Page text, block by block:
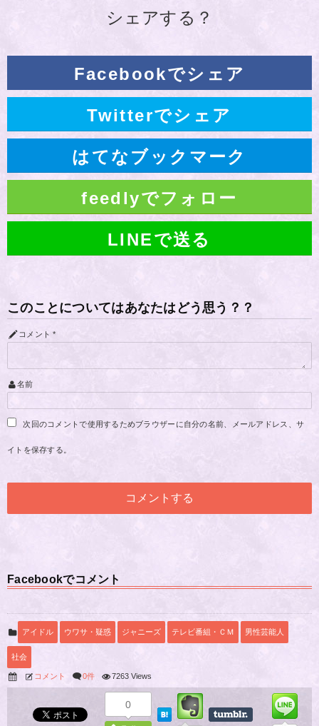
シェアする？
Facebookでシェア
Twitterでシェア
はてなブックマーク
feedlyでフォロー
LINEで送る
このことについてはあなたはどう思う？？
コメント *
名前
次回のコメントで使用するためブラウザーに自分の名前、メールアドレス、サ
イトを保存する。
Facebookでコメント
アイドル ウワサ・疑惑 ジャニーズ テレビ番組・ＣＭ 男性芸能人
社会
コメント 0件 7263 Views
0